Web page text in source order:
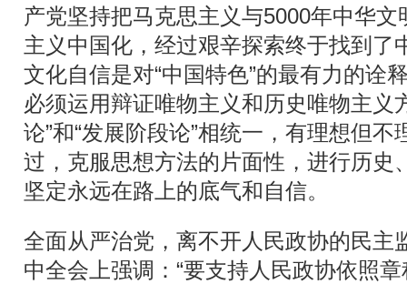
产党坚持把马克思主义与5000年中华
主义中国化，经过艰辛探索终于找到了
文化自信是对“中国特色”的最有力的诠
必须运用辩证唯物主义和历史唯物主义
论”和“发展阶段论”相统一，有理想但不
过，克服思想方法的片面性，进行历史
坚定永远在路上的底气和自信。
全面从严治党，离不开人民政协的民主
中全会上强调：“要支持人民政协依照